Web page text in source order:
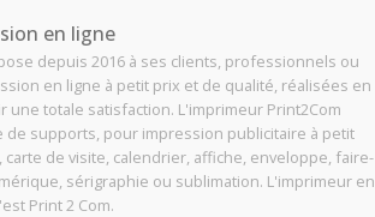
en ligne
depuis 2016 à ses clients, professionnels ou
en ligne à petit prix et de qualité, réalisées en
une totale satisfaction. L'imprimeur Print2Com
supports, pour impression publicitaire à petit
de visite, calendrier, affiche, enveloppe, faire-
sérigraphie ou sublimation. L'imprimeur en
Print 2 Com.